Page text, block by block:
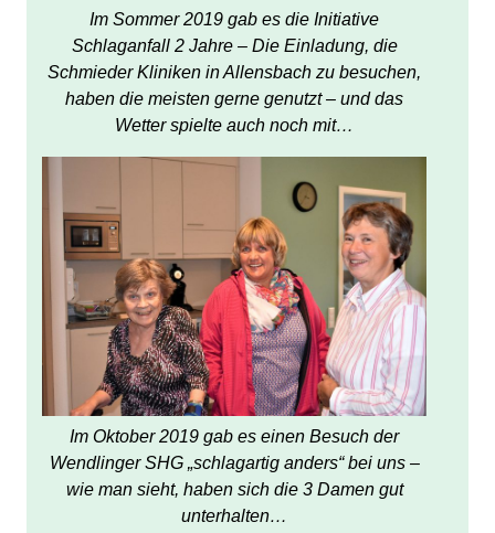
Im Sommer 2019 gab es die Initiative
Schlaganfall 2 Jahre – Die Einladung, die
Schmieder Kliniken in Allensbach zu besuchen,
haben die meisten gerne genutzt – und das
Wetter spielte auch noch mit…
Im Oktober 2019 gab es einen Besuch der
Wendlinger SHG „schlagartig anders“ bei uns –
wie man sieht, haben sich die 3 Damen gut
unterhalten…